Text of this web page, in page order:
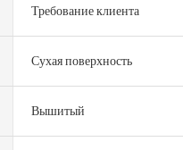
Требование клиента
Сухая поверхность
Вышитый